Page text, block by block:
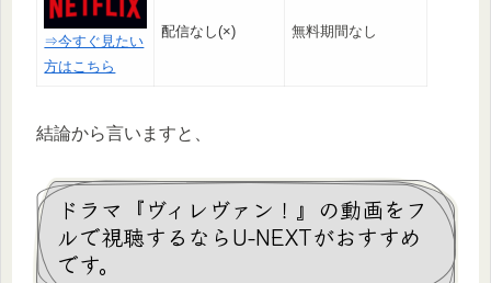
⇒今すぐ見たい
方はこちら
配信なし(×) 無料期間なし
結論から言いますと、
ドラマ『ヴィレヴァン！』の動画をフ
ルで視聴するならU-NEXTがおすすめ
です。